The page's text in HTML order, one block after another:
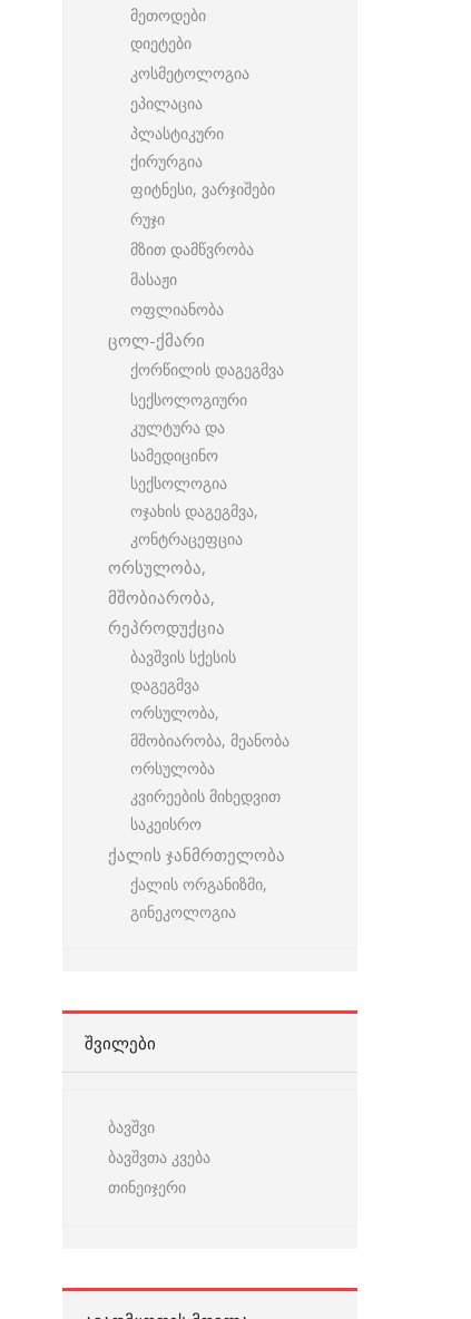
მეთოდები
დიეტები
კოსმეტოლოგია
ეპილაცია
პლასტიკური
ქირურგია
ფიტნესი, ვარჯიშები
რუჯი
მზით დამწვრობა
მასაჟი
ოფლიანობა
ცოლ-ქმარი
ქორწილის დაგეგმვა
სექსოლოგიური
კულტურა და
სამედიცინო
სექსოლოგია
ოჯახის დაგეგმვა,
კონტრაცეფცია
ორსულობა,
მშობიარობა,
რეპროდუქცია
ბავშვის სქესის
დაგეგმვა
ორსულობა,
მშობიარობა, მეანობა
ორსულობა
კვირეების მიხედვით
საკეისრო
ქალის ჯანმრთელობა
ქალის ორგანიზმი,
გინეკოლოგია
ᲨᲕᲘᲚᲔᲑᲘ
ბავშვი
ბავშვთა კვება
თინეიჯერი